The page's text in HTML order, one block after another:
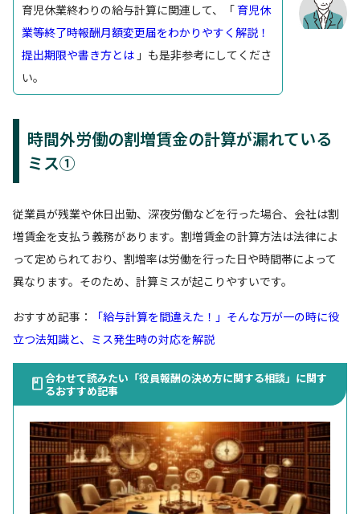
育児休業終わりの給与計算に関連して、「 育児休
業等終了時報酬月額変更届をわかりやすく解説！
提出期限や書き方とは 」も是非参考にしてくださ
い。
時間外労働の割増賃金の計算が漏れている
ミス①
従業員が残業や休日出勤、深夜労働などを行った場合、会社は割
増賃金を支払う義務があります。割増賃金の計算方法は法律によ
って定められており、割増率は労働を行った日や時間帯によって
異なります。そのため、計算ミスが起こりやすいです。
おすすめ記事：
「給与計算を間違えた！」そんな万が一の時に役
立つ法知識と、ミス発生時の対応を解説
合わせて読みたい「役員報酬の決め方に関する相談」に関す
るおすすめ記事